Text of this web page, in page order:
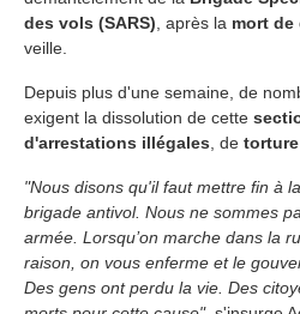
des vols (SARS) , après la mort de
veille.
Depuis plus d'une semaine, de
exigent la dissolution de cette
d'arrestations illégales , de torture
"Nous disons qu'il faut mettre fin à
brigade antivol. Nous ne sommes
armée. Lorsqu’on marche dans la
raison, on vous enferme et le
Des gens ont perdu la vie. Des